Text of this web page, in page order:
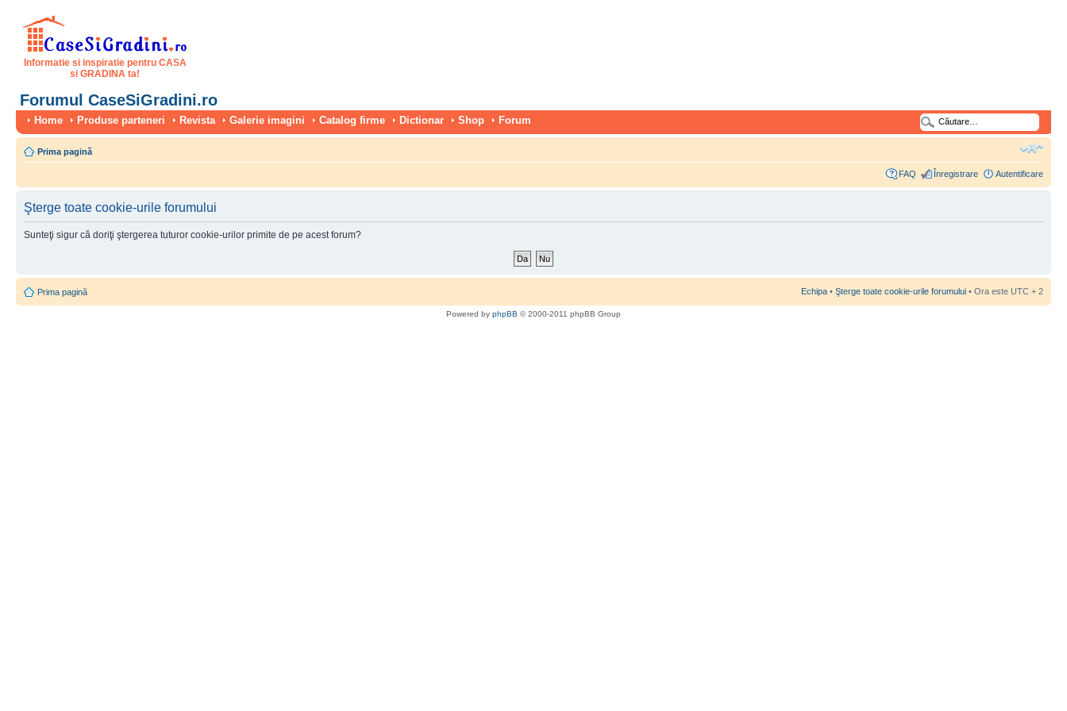
Informatie si inspiratie pentru CASA
si GRADINA ta!
Forumul CaseSiGradini.ro
Home Produse parteneri Revista Galerie imagini Catalog firme Dictionar Shop Forum
Prima pagină
FAQ Înregistrare Autentificare
Şterge toate cookie-urile forumului
Sunteţi sigur că doriţi ştergerea tuturor cookie-urilor primite de pe acest forum?
Prima pagină Echipa • Şterge toate cookie-urile forumului • Ora este UTC + 2
Powered by phpBB © 2000-2011 phpBB Group